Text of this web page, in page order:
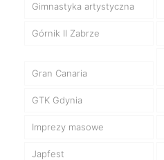
Gimnastyka artystyczna
Górnik II Zabrze
Gran Canaria
GTK Gdynia
Imprezy masowe
Japfest